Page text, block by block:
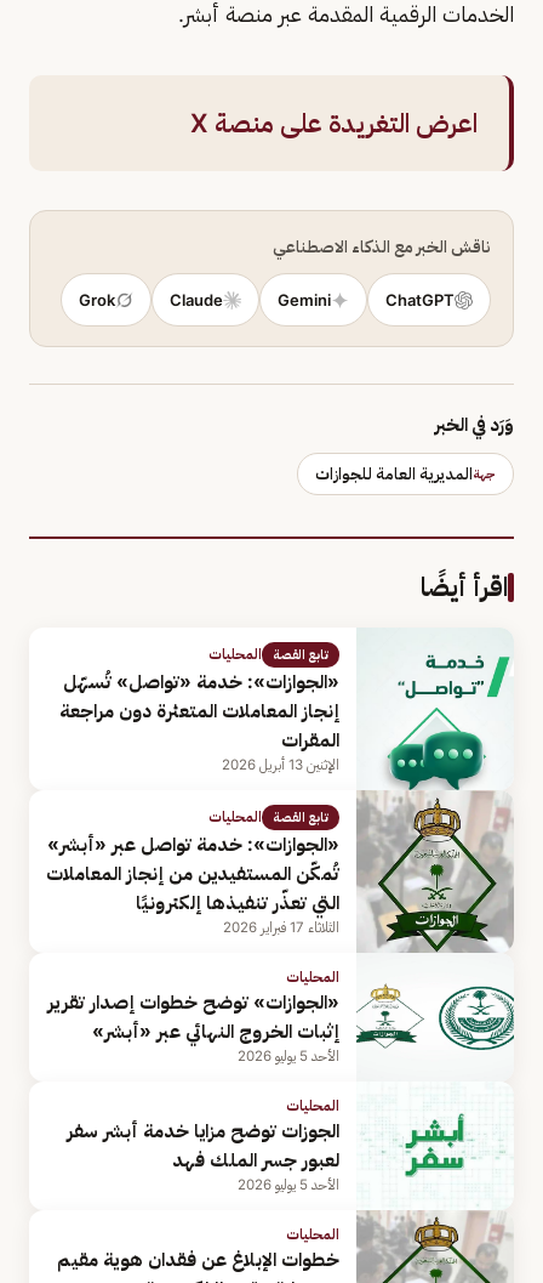
الخدمات الرقمية المقدمة عبر منصة أبشر.
اعرض التغريدة على منصة X
ناقش الخبر مع الذكاء الاصطناعي
ChatGPT
Gemini
Claude
Grok
وَرَد في الخبر
جهةالمديرية العامة للجوازات
اقرأ أيضًا
تابع القصة المحليات
«الجوازات»: خدمة «تواصل» تُسهّل
إنجاز المعاملات المتعثرة دون مراجعة
المقرات
الإثنين 13 أبريل 2026
تابع القصة المحليات
«الجوازات»: خدمة تواصل عبر «أبشر»
تُمكّن المستفيدين من إنجاز المعاملات
التي تعذّر تنفيذها إلكترونيًا
الثلاثاء 17 فبراير 2026
المحليات
«الجوازات» توضح خطوات إصدار تقرير
إثبات الخروج النهائي عبر «أبشر»
الأحد 5 يوليو 2026
المحليات
الجوزات توضح مزايا خدمة أبشر سفر
لعبور جسر الملك فهد
الأحد 5 يوليو 2026
المحليات
خطوات الإبلاغ عن فقدان هوية مقيم